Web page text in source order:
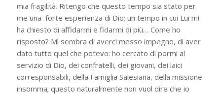
mia fragilità. Ritengo che questo tempo sia stato per
me una forte esperienza di Dio; un tempo in cui Lui mi
ha chiesto di affidarmi e fidarmi di più… Come ho
risposto? Mi sembra di averci messo impegno, di aver
dato tutto quel che potevo: ho cercato di pormi al
servizio di Dio, dei confratelli, dei giovani, dei laici
corresponsabili, della Famiglia Salesiana, della missione
insomma; questo naturalmente non vuol dire che io